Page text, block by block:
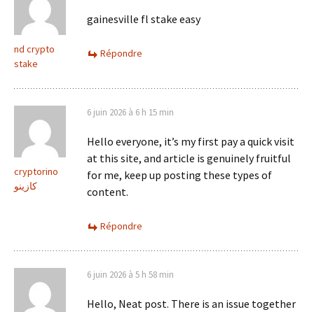
nd crypto
stake
gainesville fl stake easy
Répondre
cryptorino
كازينو
6 juin 2026 à 6 h 15 min
Hello everyone, it’s my first pay a quick visit
at this site, and article is genuinely fruitful
for me, keep up posting these types of
content.
Répondre
6 juin 2026 à 5 h 58 min
Hello, Neat post. There is an issue together